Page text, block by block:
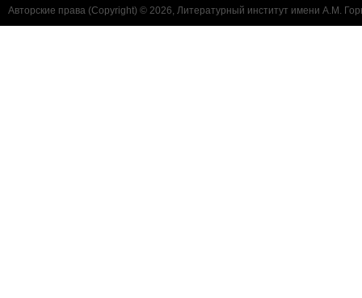
Авторские права (Copyright) © 2026, Литературный институт имени А.М.